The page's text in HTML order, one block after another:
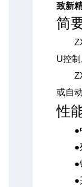
致新
简
U控
或自
性
●中
●列
●键
●开